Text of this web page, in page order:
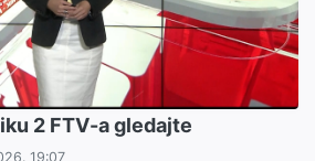
2 FTV-a gledajte
19:07